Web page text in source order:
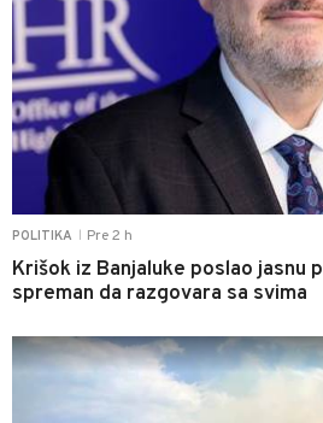
POLITIKA Pre 2 h
Krišok iz Banjaluke poslao jasnu
spreman da razgovara sa svima